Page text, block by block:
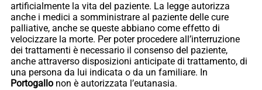
artificialmente la vita del paziente. La legge autorizza
anche i medici a somministrare al paziente delle cure
palliative, anche se queste abbiano come effetto di
velocizzare la morte. Per poter procedere all’interruzione
dei trattamenti è necessario il consenso del paziente,
anche attraverso disposizioni anticipate di trattamento, di
una persona da lui indicata o da un familiare. In
Portogallo non è autorizzata l’eutanasia.